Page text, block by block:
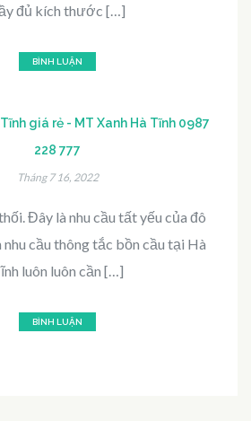
đủ kích thước […]
BÌNH LUẬN
giá rẻ - MT Xanh Hà Tĩnh 0987
228 777
Tháng 7 16, 2022
Đây là nhu cầu tất yếu của đô
nhu cầu thông tắc bồn cầu tại Hà
luôn luôn cần […]
BÌNH LUẬN